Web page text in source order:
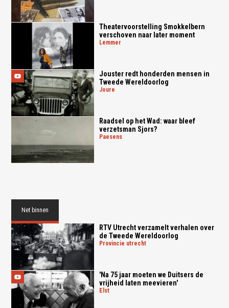
Theatervoorstelling Smokkelbern
verschoven naar later moment
lemmer
Jouster redt honderden mensen in
Tweede Wereldoorlog
joure
Raadsel op het Wad: waar bleef
verzetsman Sjors?
paesens
Net binnen
RTV Utrecht verzamelt verhalen over
de Tweede Wereldoorlog
provincie utrecht
'Na 75 jaar moeten we Duitsers de
vrijheid laten meevieren'
elst